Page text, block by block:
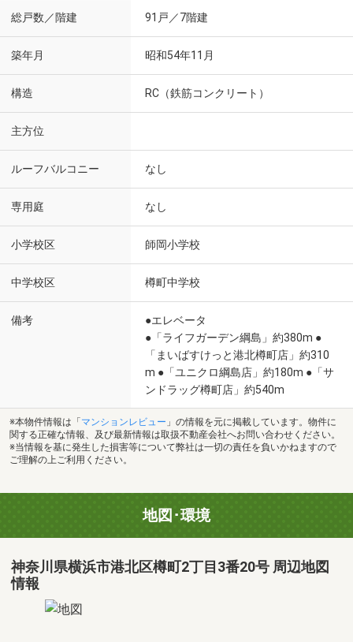
総戸数／階建 91戸／7階建
築年月 昭和54年11月
構造 RC（鉄筋コンクリート）
主方位
ルーフバルコニー なし
専用庭 なし
小学校区 師岡小学校
中学校区 樽町中学校
備考
●エレベータ
●「ライフガーデン綱島」約380m ●
「まいばすけっと港北樽町店」約310
m ●「ユニクロ綱島店」約180m ●「サ
ンドラッグ樽町店」約540m
※本物件情報は「 マンションレビュー 」の情報を元に掲載しています。物件に
関する正確な情報、及び最新情報は取扱不動産会社へお問い合わせください。
※当情報を基に発生した損害等について弊社は一切の責任を負いかねますので
ご理解の上ご利用ください。
地図･環境
神奈川県横浜市港北区樽町2丁目3番20号 周辺地図
情報